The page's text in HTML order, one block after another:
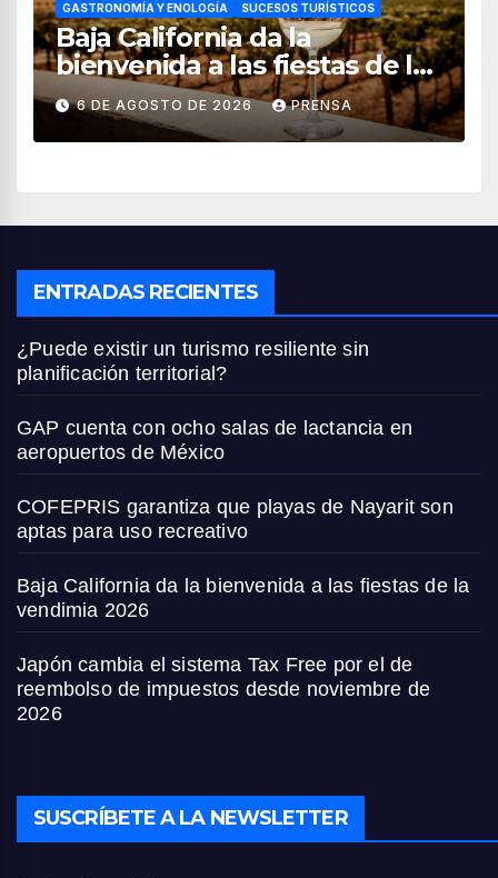
GASTRONOMÍA Y ENOLOGÍA SUCESOS TURÍSTICOS
Baja California da la
bienvenida a las fiestas de la
vendimia 2026
6 DE AGOSTO DE 2026 PRENSA
ENTRADAS RECIENTES
¿Puede existir un turismo resiliente sin
planificación territorial?
GAP cuenta con ocho salas de lactancia en
aeropuertos de México
COFEPRIS garantiza que playas de Nayarit son
aptas para uso recreativo
Baja California da la bienvenida a las fiestas de la
vendimia 2026
Japón cambia el sistema Tax Free por el de
reembolso de impuestos desde noviembre de
2026
SUSCRÍBETE A LA NEWSLETTER